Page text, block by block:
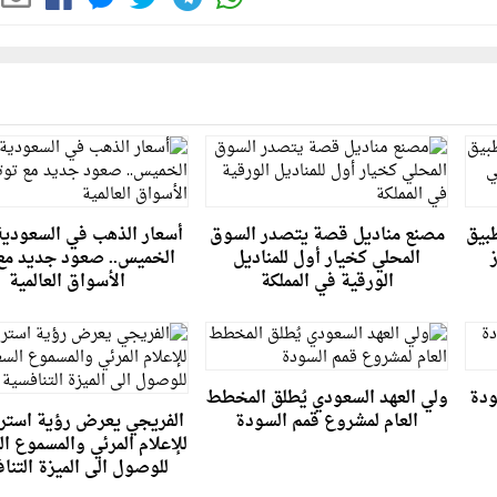
مصنع مناديل قصة يتصدر السوق
المحلي كخيار أول للمناديل
الورقية في المملكة
أسعار الذهب في
الخميس.. صعود جديد
الأسواق العالمية
ولي العهد السعودي يُطلق المخطط
العام لمشروع قمم السودة الفريجي يعرض رؤية
للإعلام المرئي والمسموع
للوصول الى الميزة